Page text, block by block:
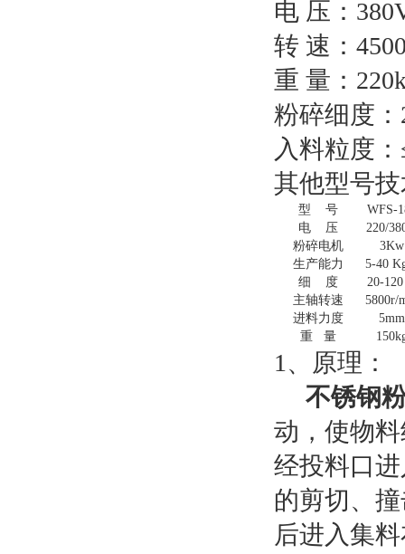
电 压：
转 速：
重 量：
粉碎细度：
入料粒度
其他型号
型 号 WFS-
电 压
220/
粉碎电机
3Kw
生产能力
5-40
细 度
20-
主轴转速
5800r/
进料力度
5mm
重 量
1、原理：
不锈钢
动，使物
经投料口
的剪切、
后进入集